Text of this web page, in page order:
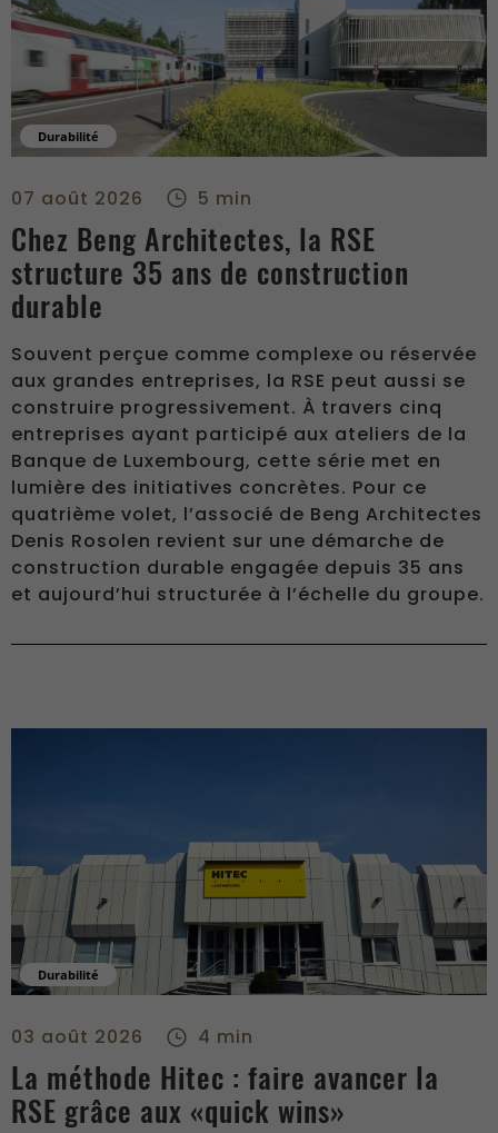
Durabilité
07 août 2026 5 min
Chez Beng Architectes, la RSE
structure 35 ans de construction
durable
Souvent perçue comme complexe ou réservée
aux grandes entreprises, la RSE peut aussi se
construire progressivement. À travers cinq
entreprises ayant participé aux ateliers de la
Banque de Luxembourg, cette série met en
lumière des initiatives concrètes. Pour ce
quatrième volet, l’associé de Beng Architectes
Denis Rosolen revient sur une démarche de
construction durable engagée depuis 35 ans
et aujourd’hui structurée à l’échelle du groupe.
Durabilité
03 août 2026 4 min
La méthode Hitec : faire avancer la
RSE grâce aux «quick wins»